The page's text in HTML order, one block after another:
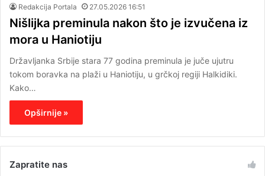
Redakcija Portala 27.05.2026 16:51
Nišlijka preminula nakon što je izvučena iz
mora u Haniotiju
Državljanka Srbije stara 77 godina preminula je juče ujutru
tokom boravka na plaži u Haniotiju, u grčkoj regiji Halkidiki.
Kako…
Opširnije »
Zapratite nas